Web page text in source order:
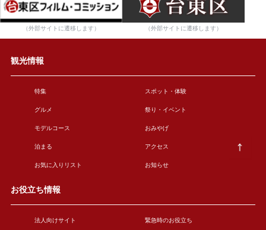
（外部サイトに遷移します） （外部サイトに遷移します）
観光情報
特集 スポット・体験
グルメ 祭り・イベント
モデルコース おみやげ
泊まる アクセス
お気に入りリスト お知らせ
お役立ち情報
法人向けサイト 緊急時のお役立ち